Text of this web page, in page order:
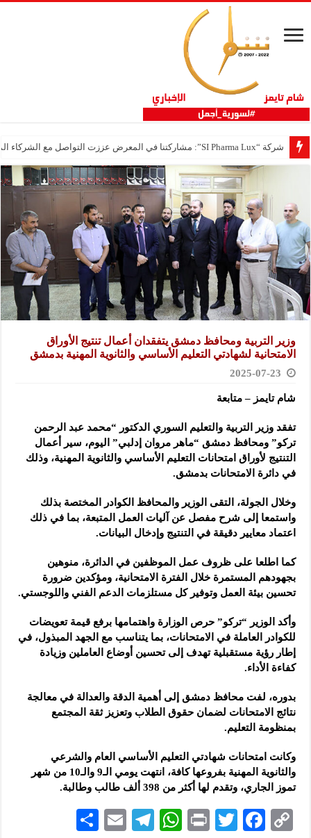
شركة “SI Pharma Lux”: مشاركتنا في المعرض عززت التواصل مع الشركاء المحليين والدوليين
وزير التربية ومحافظ دمشق يتفقدان أعمال تنتيج الأوراق
الامتحانية لشهادتي التعليم الأساسي والثانوية المهنية بدمشق
2025-07-23
شام تايمز – متابعة
تفقد وزير التربية والتعليم السوري الدكتور “محمد عبد الرحمن
تركو” ومحافظ دمشق “ماهر مروان إدلبي” اليوم، سير أعمال
التنتيج لأوراق امتحانات التعليم الأساسي والثانوية المهنية، وذلك
في دائرة الامتحانات بدمشق.
وخلال الجولة، التقى الوزير والمحافظ الكوادر المختصة بذلك
واستمعا إلى شرح مفصل عن آليات العمل المتبعة، بما في ذلك
اعتماد معايير دقيقة في التنتيج وإدخال البيانات.
كما اطلعا على ظروف عمل الموظفين في الدائرة، منوهين
بجهودهم المستمرة خلال الفترة الامتحانية، ومؤكدين ضرورة
تحسين بيئة العمل وتوفير كل مستلزمات الدعم الفني واللوجستي.
وأكد الوزير “تركو” حرص الوزارة واهتمامها برفع قيمة تعويضات
للكوادر العاملة في الامتحانات، بما يتناسب مع الجهد المبذول، في
إطار رؤية مستقبلية تهدف إلى تحسين أوضاع العاملين وزيادة
كفاءة الأداء.
بدوره، لفت محافظ دمشق إلى أهمية الدقة والعدالة في معالجة
نتائج الامتحانات لضمان حقوق الطلاب وتعزيز ثقة المجتمع
بمنظومة التعليم.
وكانت امتحانات شهادتي التعليم الأساسي العام والشرعي
والثانوية المهنية بفروعها كافة، انتهت يومي الـ9 والـ10 من شهر
تموز الجاري، وتقدم لها أكثر من 398 ألف طالب وطالبة.
C
F
T
P
W
Te
E